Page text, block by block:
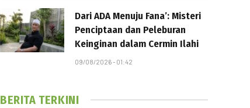
Dari ADA Menuju Fana’: Misteri
Penciptaan dan Peleburan
Keinginan dalam Cermin Ilahi
09/08/2026 - 01:42
BERITA TERKINI